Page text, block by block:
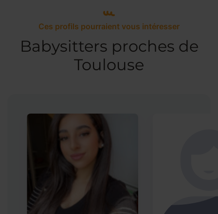
Ces profils pourraient vous intéresser
Babysitters proches de
Toulouse